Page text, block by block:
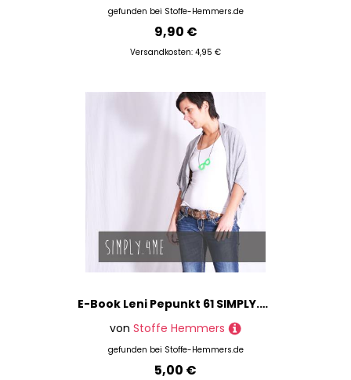
gefunden bei Stoffe-Hemmers.de
9,90 €
Versandkosten: 4,95 €
E-Book Leni Pepunkt 61 SIMPLY.4me
von Stoffe Hemmers
gefunden bei Stoffe-Hemmers.de
5,00 €